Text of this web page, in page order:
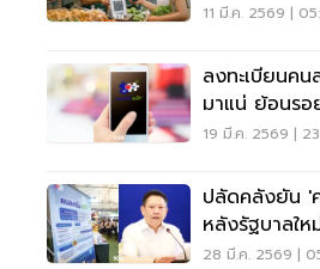
11 มี.ค. 2569 |
ลงทะเบียนค
มาแน่ ย้อนรอ
นี่
19 มี.ค. 2569 |
ปลัดคลังยัน '
หลังรัฐบาลให
ระบบพร้อมแล้
28 มี.ค. 2569 |